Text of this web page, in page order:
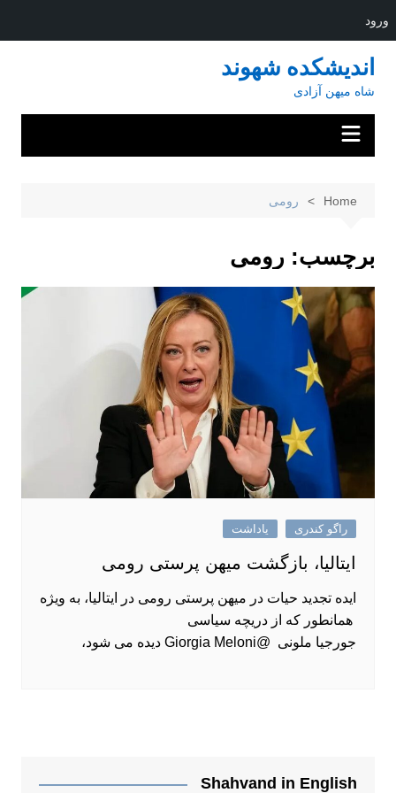
ورود
content
اندیشکده شهوند
شاه میهن آزادی
Home رومی
برچسب: رومی
راگو کندری یاداشت
ایتالیا، بازگشت میهن پرستی رومی
ایده تجدید حیات در میهن پرستی رومی در ایتالیا، به ویژه
همانطور که از دریچه سیاسی
جورجیا ملونی @Giorgia Meloni دیده می شود،
Shahvand in English